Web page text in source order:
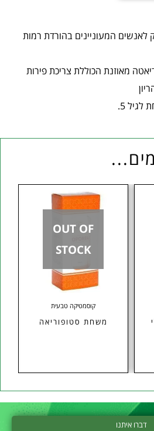
לאנשים המעוניינים בהורדת רמות
מאוזנת הכוללת צריכת פירות
5.
OUT OF
STOCK
קוסמטיקה טבעית
משחת סטופוריאה
דברו איתנו